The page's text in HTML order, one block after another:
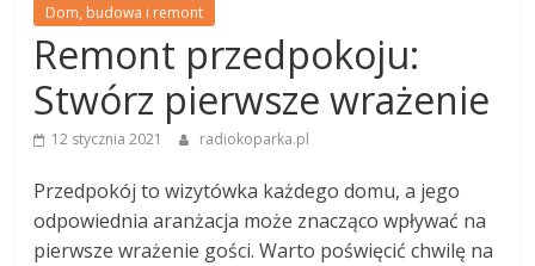
Dom, budowa i remont
Remont przedpokoju:
Stwórz pierwsze wrażenie
12 stycznia 2021 radiokoparka.pl
Przedpokój to wizytówka każdego domu, a jego
odpowiednia aranżacja może znacząco wpływać na
pierwsze wrażenie gości. Warto poświęcić chwilę na